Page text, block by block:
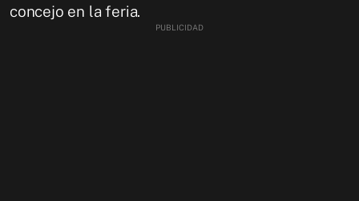
concejo en la feria.